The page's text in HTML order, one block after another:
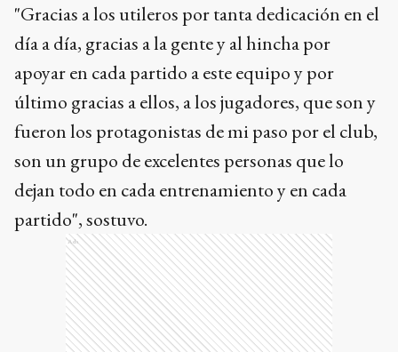
"Gracias a los utileros por tanta dedicación en el
día a día, gracias a la gente y al hincha por
apoyar en cada partido a este equipo y por
último gracias a ellos, a los jugadores, que son y
fueron los protagonistas de mi paso por el club,
son un grupo de excelentes personas que lo
dejan todo en cada entrenamiento y en cada
partido", sostuvo.
Ads